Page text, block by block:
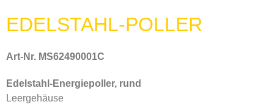
EDELSTAHL-POLLER
Art-Nr. MS62490001C
Edelstahl-Energiepoller, rund
Leergehäuse